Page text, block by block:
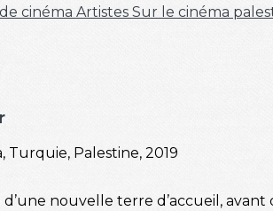
cinéma Artistes Sur le cinéma
Turquie, Palestine, 2019
nouvelle terre d’accueil,